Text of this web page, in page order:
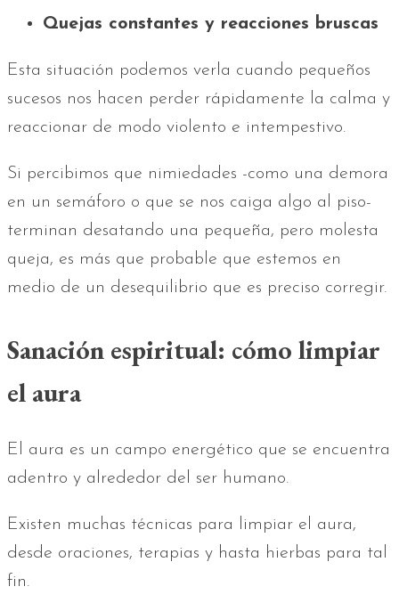
Quejas constantes y reacciones bruscas
Esta situación podemos verla cuando pequeños
sucesos nos hacen perder rápidamente la calma y
reaccionar de modo violento e intempestivo.
Si percibimos que nimiedades -como una demora
en un semáforo o que se nos caiga algo al piso-
terminan desatando una pequeña, pero molesta
queja, es más que probable que estemos en
medio de un desequilibrio que es preciso corregir.
Sanación espiritual: cómo limpiar
el aura
El aura es un campo energético que se encuentra
adentro y alrededor del ser humano.
Existen muchas técnicas para limpiar el aura,
desde oraciones, terapias y hasta hierbas para tal
fin.